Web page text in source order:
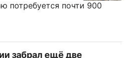
потребуется почти 900
забрал ещё две